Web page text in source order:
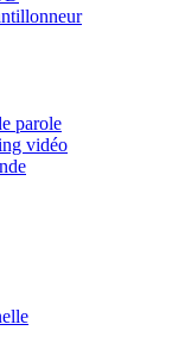
parole
vidéo